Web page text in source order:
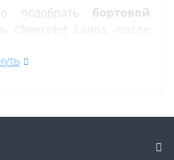
подобрать бортовой
При этом любой